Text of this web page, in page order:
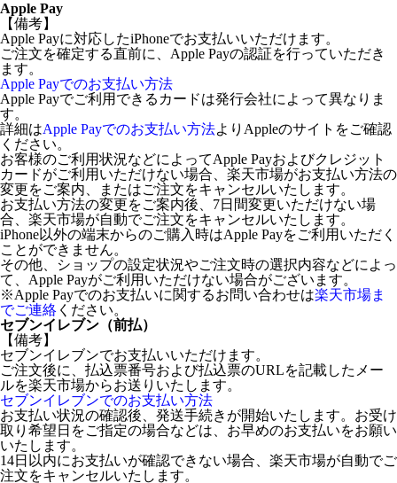
Apple Pay
【備考】
Apple Payに対応したiPhoneでお支払いいただけます。
ご注文を確定する直前に、Apple Payの認証を行っていただき
ます。
Apple Payでのお支払い方法
Apple Payでご利用できるカードは発行会社によって異なりま
す。
詳細はApple Payでのお支払い方法よりAppleのサイトをご確認
ください。
お客様のご利用状況などによってApple Payおよびクレジット
カードがご利用いただけない場合、楽天市場がお支払い方法の
変更をご案内、またはご注文をキャンセルいたします。
お支払い方法の変更をご案内後、7日間変更いただけない場
合、楽天市場が自動でご注文をキャンセルいたします。
iPhone以外の端末からのご購入時はApple Payをご利用いただく
ことができません。
その他、ショップの設定状況やご注文時の選択内容などによっ
て、Apple Payがご利用いただけない場合がございます。
※Apple Payでのお支払いに関するお問い合わせは楽天市場ま
でご連絡 ください。
セブンイレブン（前払）
【備考】
セブンイレブンでお支払いいただけます。
ご注文後に、払込票番号および払込票のURLを記載したメー
ルを楽天市場からお送りいたします。
セブンイレブンでのお支払い方法
お支払い状況の確認後、発送手続きが開始いたします。お受け
取り希望日をご指定の場合などは、お早めのお支払いをお願い
いたします。
14日以内にお支払いが確認できない場合、楽天市場が自動でご
注文をキャンセルいたします。